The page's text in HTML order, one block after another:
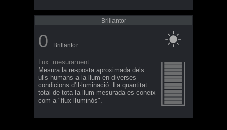
Brillantor
0 Brillantor
Lux. mesurament
Mesura la resposta aproximada dels
ulls humans a la llum en diverses
condicions d'il·luminació. La quantitat
total de tota la llum mesurada es coneix
com a "flux lluminós".